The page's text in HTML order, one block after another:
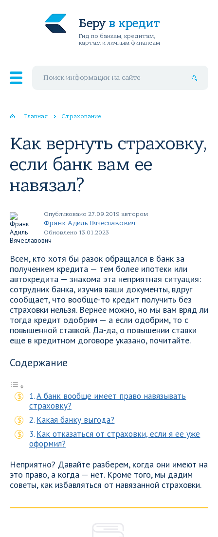
Беру в кредит
Гид по банкам, кредитам,
картам и личным финансам
Главная Страхование
Как вернуть страховку,
если банк вам ее
навязал?
Опубликовано 27.09.2019 автором
Франк Адиль Вячеславович
Обновлено 13.01.2023
Всем, кто хотя бы разок обращался в банк за
получением кредита — тем более ипотеки или
автокредита — знакома эта неприятная ситуация:
сотрудник банка, изучив ваши документы, вдруг
сообщает, что вообще-то кредит получить без
страховки нельзя. Вернее можно, но мы вам вряд ли
тогда кредит одобрим — а если одобрим, то с
повышенной ставкой. Да-да, о повышении ставки
еще в кредитном договоре указано, почитайте.
Содержание
А банк вообще имеет право навязывать
страховку?
Какая банку выгода?
Как отказаться от страховки, если я ее уже
оформил?
Неприятно? Давайте разберем, когда они имеют на
это право, а когда — нет. Кроме того, мы дадим
советы, как избавляться от навязанной страховки.